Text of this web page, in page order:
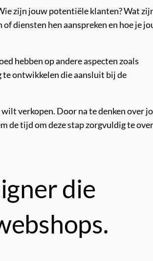
zijn jouw potentiële klanten? Wat
diensten hen aanspreken en hoe je
hebben op andere aspecten zoals
ontwikkelen die aansluit bij de
verkopen. Door na te denken over
de tijd om deze stap zorgvuldig te
die